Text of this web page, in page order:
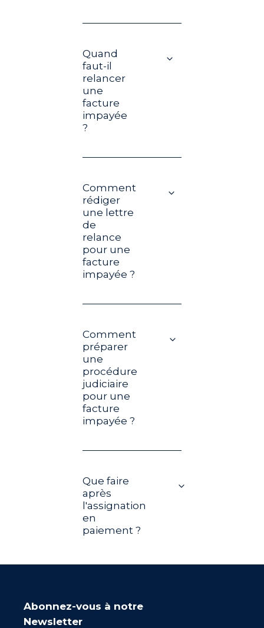
Quand
faut-il
relancer
une
facture
impayée
?
Comment
rédiger
une lettre
de
relance
pour une
facture
impayée ?
Comment
préparer
une
procédure
judiciaire
pour une
facture
impayée ?
Que faire
après
l'assignation
en
paiement ?
Abonnez-vous à notre
Newsletter